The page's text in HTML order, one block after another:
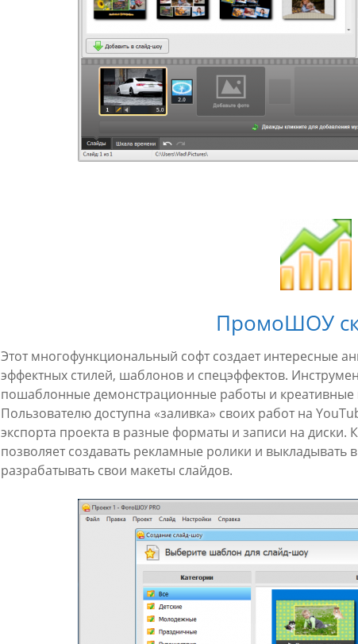
ПромоШОУ
Этот многофункциональный софт создает интересные
эффектных стилей, шаблонов и спецэффектов.
пошаблонные демонстрационные работы и креативные
Пользователю доступна «заливка» своих работ на
экспорта проекта в разные форматы и записи на
позволяет создавать рекламные ролики и выкладывать
разрабатывать свои макеты слайдов.